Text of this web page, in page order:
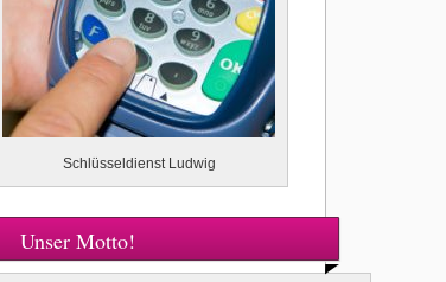
Schlüsseldienst Ludwig
Unser Motto!